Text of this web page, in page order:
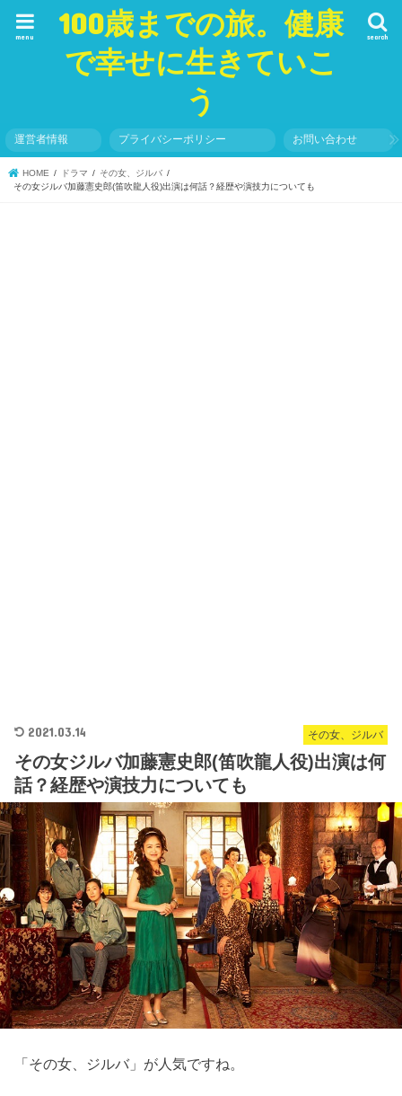
100歳までの旅。健康
で幸せに生きていこ
う
search
menu
運営者情報 プライバシーポリシー お問い合わせ
HOME ドラマ
その女、ジルバ
その女ジルバ加藤憲史郎(笛吹龍人役)出演は何話？経歴や演技力についても
その女、ジルバ
2021.03.14
その女ジルバ加藤憲史郎(笛吹龍人役)出演は何
話？経歴や演技力についても
「その女、ジルバ」が人気ですね。